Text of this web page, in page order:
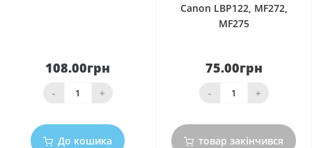
108.00грн
- +
До кошика
Canon LBP122, MF272,
MF275
75.00грн
- +
товар закінчився